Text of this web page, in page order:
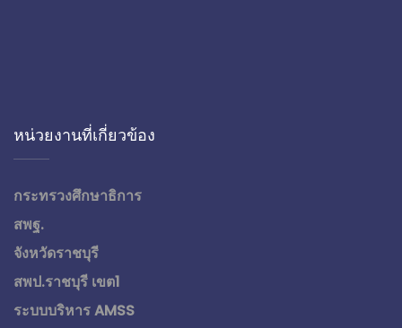
หน่วยงานที่เกี่ยวข้อง
กระทรวงศึกษาธิการ
สพฐ.
จังหวัดราชบุรี
สพป.ราชบุรี เขต1
ระบบบริหาร AMSS